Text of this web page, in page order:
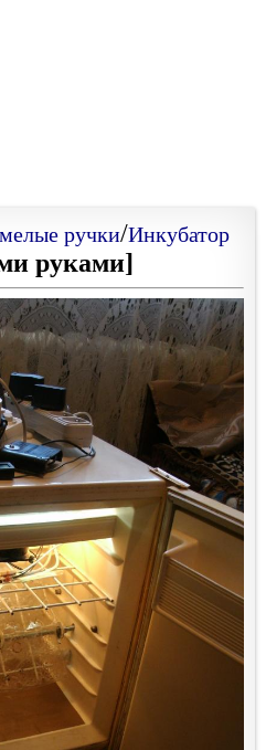
ручки/Инкубатор
руками]